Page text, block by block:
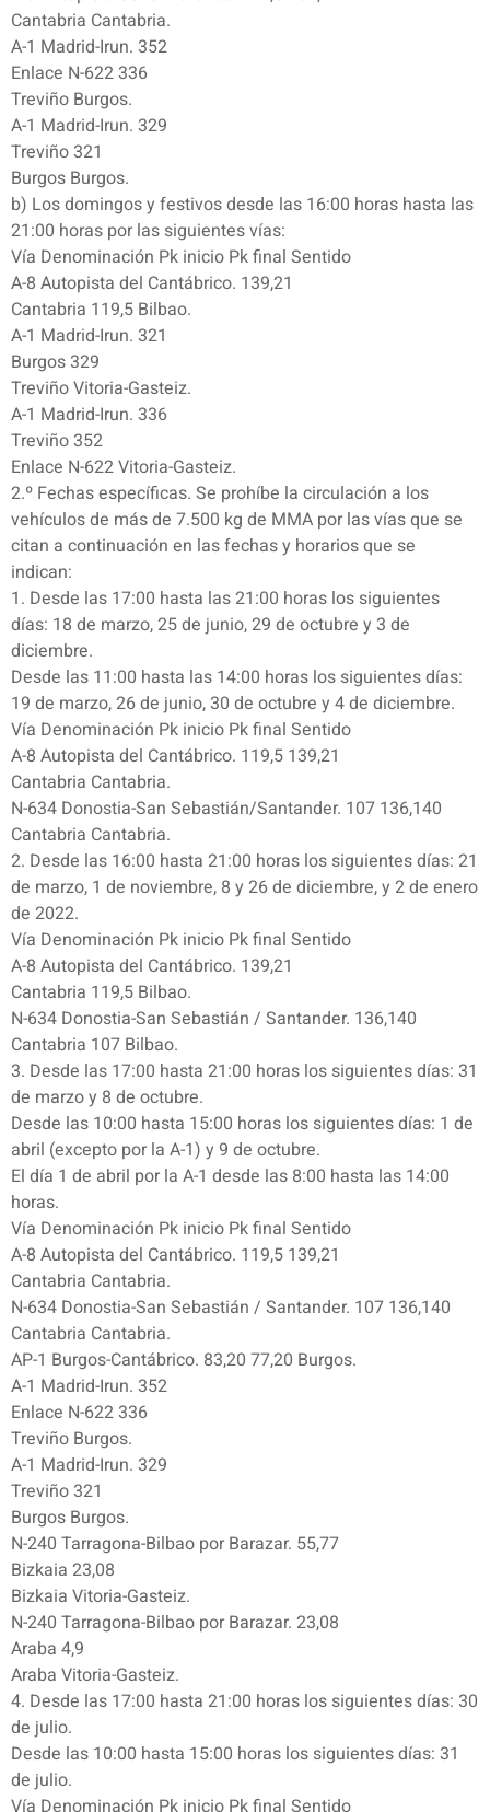
Cantabria Cantabria.
A-1 Madrid-Irun. 352
Enlace N-622 336
Treviño Burgos.
A-1 Madrid-Irun. 329
Treviño 321
Burgos Burgos.
b) Los domingos y festivos desde las 16:00 horas hasta las
21:00 horas por las siguientes vías:
Vía Denominación Pk inicio Pk final Sentido
A-8 Autopista del Cantábrico. 139,21
Cantabria 119,5 Bilbao.
A-1 Madrid-Irun. 321
Burgos 329
Treviño Vitoria-Gasteiz.
A-1 Madrid-Irun. 336
Treviño 352
Enlace N-622 Vitoria-Gasteiz.
2.º Fechas específicas. Se prohíbe la circulación a los
vehículos de más de 7.500 kg de MMA por las vías que se
citan a continuación en las fechas y horarios que se
indican:
1. Desde las 17:00 hasta las 21:00 horas los siguientes
días: 18 de marzo, 25 de junio, 29 de octubre y 3 de
diciembre.
Desde las 11:00 hasta las 14:00 horas los siguientes días:
19 de marzo, 26 de junio, 30 de octubre y 4 de diciembre.
Vía Denominación Pk inicio Pk final Sentido
A-8 Autopista del Cantábrico. 119,5 139,21
Cantabria Cantabria.
N-634 Donostia-San Sebastián/Santander. 107 136,140
Cantabria Cantabria.
2. Desde las 16:00 hasta 21:00 horas los siguientes días: 21
de marzo, 1 de noviembre, 8 y 26 de diciembre, y 2 de enero
de 2022.
Vía Denominación Pk inicio Pk final Sentido
A-8 Autopista del Cantábrico. 139,21
Cantabria 119,5 Bilbao.
N-634 Donostia-San Sebastián / Santander. 136,140
Cantabria 107 Bilbao.
3. Desde las 17:00 hasta 21:00 horas los siguientes días: 31
de marzo y 8 de octubre.
Desde las 10:00 hasta 15:00 horas los siguientes días: 1 de
abril (excepto por la A-1) y 9 de octubre.
El día 1 de abril por la A-1 desde las 8:00 hasta las 14:00
horas.
Vía Denominación Pk inicio Pk final Sentido
A-8 Autopista del Cantábrico. 119,5 139,21
Cantabria Cantabria.
N-634 Donostia-San Sebastián / Santander. 107 136,140
Cantabria Cantabria.
AP-1 Burgos-Cantábrico. 83,20 77,20 Burgos.
A-1 Madrid-Irun. 352
Enlace N-622 336
Treviño Burgos.
A-1 Madrid-Irun. 329
Treviño 321
Burgos Burgos.
N-240 Tarragona-Bilbao por Barazar. 55,77
Bizkaia 23,08
Bizkaia Vitoria-Gasteiz.
N-240 Tarragona-Bilbao por Barazar. 23,08
Araba 4,9
Araba Vitoria-Gasteiz.
4. Desde las 17:00 hasta 21:00 horas los siguientes días: 30
de julio.
Desde las 10:00 hasta 15:00 horas los siguientes días: 31
de julio.
Vía Denominación Pk inicio Pk final Sentido